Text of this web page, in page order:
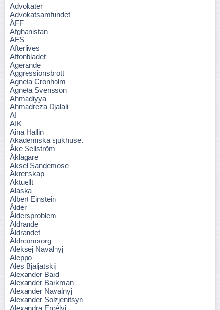
Advokater
Advokatsamfundet
ÅFF
Afghanistan
AFS
Afterlives
Aftonbladet
Agerande
Aggressionsbrott
Agneta Cronholm
Agneta Svensson
Ahmadiyya
Ahmadreza Djalali
AI
AIK
Aina Hallin
Akademiska sjukhuset
Åke Sellström
Åklagare
Aksel Sandemose
Äktenskap
Aktuellt
Alaska
Albert Einstein
Ålder
Åldersproblem
Åldrande
Åldrandet
Äldreomsorg
Aleksej Navalnyj
Aleppo
Ales Bjaljatskij
Alexander Bard
Alexander Barkman
Alexander Navalnyj
Alexander Solzjenitsyn
Alexandra Erdélyi